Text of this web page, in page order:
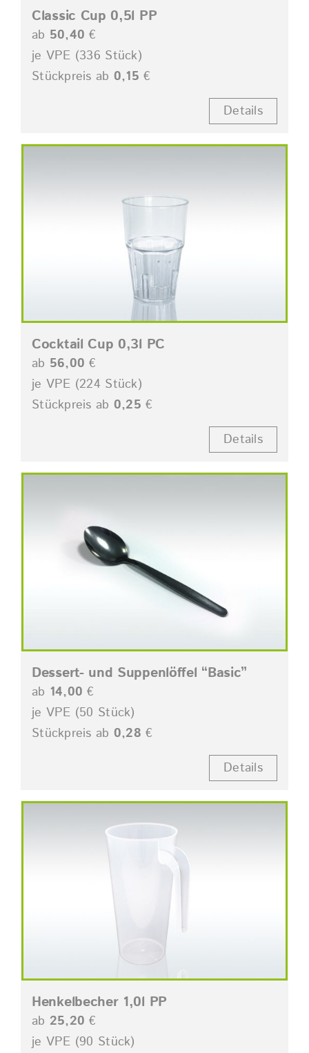
Classic Cup 0,5l PP
ab 50,40 €
je VPE (336 Stück)
Stückpreis ab 0,15 €
Details
Cocktail Cup 0,3l PC
ab 56,00 €
je VPE (224 Stück)
Stückpreis ab 0,25 €
Details
Dessert- und Suppenlöffel “Basic”
ab 14,00 €
je VPE (50 Stück)
Stückpreis ab 0,28 €
Details
Henkelbecher 1,0l PP
ab 25,20 €
je VPE (90 Stück)